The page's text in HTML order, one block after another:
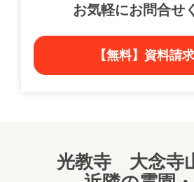
お気軽にお問合せ
【無料】資料請
光教寺 大念寺